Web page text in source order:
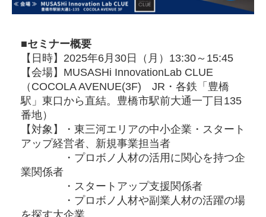
■セミナー概要
【日時】2025年6月30日（月）13:30～15:45
【会場】MUSASHi InnovationLab CLUE
（COCOLA AVENUE(3F) JR・各鉄「豊橋
駅」東口から直結。豊橋市駅前大通一丁目135
番地）
【対象】・東三河エリアの中小企業・スタート
アップ経営者、新規事業担当者
・プロボノ人材の活用に関心を持つ企
業関係者
・スタートアップ支援関係者
・プロボノ人材や副業人材の活躍の場
を探す大企業